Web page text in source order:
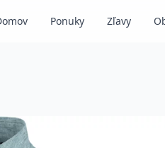
Ponuky Zľavy